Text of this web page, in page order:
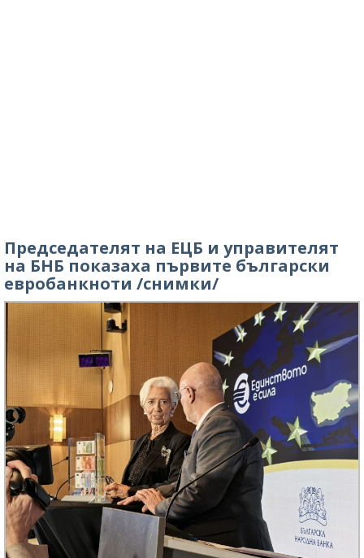
Председателят на ЕЦБ и управителят
на БНБ показаха първите български
евробанкноти /снимки/